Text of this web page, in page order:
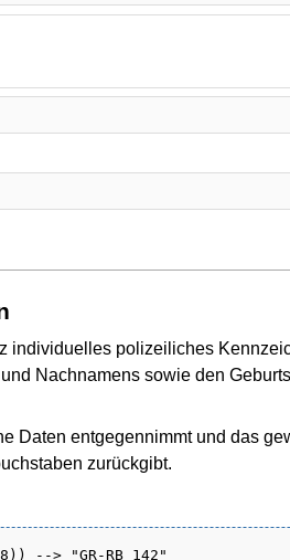
individuelles polizeiliches
Nachnamens sowie den
Daten entgegennimmt und das
zurückgibt.